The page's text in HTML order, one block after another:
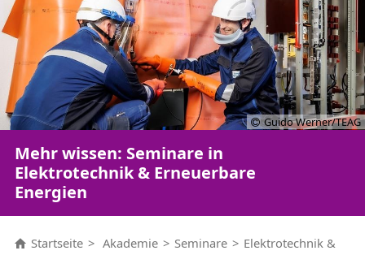
Guido Werner/TEAG
Mehr wissen: Seminare in
Elektrotechnik & Erneuerbare
Energien
Startseite Akademie Seminare
Elektrotechnik &